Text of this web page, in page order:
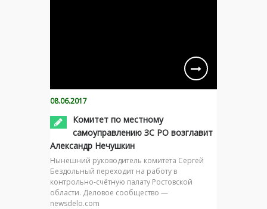
08.06.2017
Комитет по местному
самоуправлению ЗС РО возглавит
Александр Нечушкин
Нынешний руководитель комитета Сергей
Бездольный переходит на работу в
контрольно-счётную палату Ростовской
области. Деловое сообщество —
newsdelo.com